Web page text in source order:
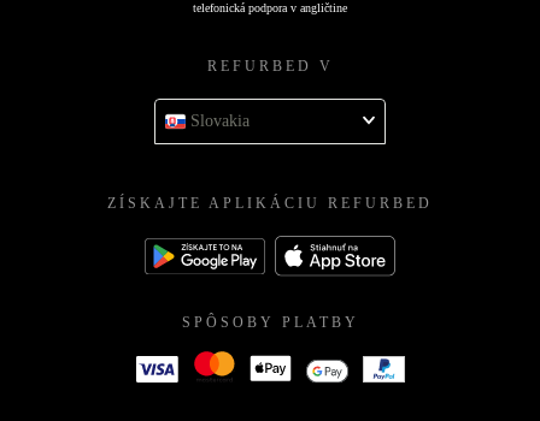
telefonická podpora v angličtine
REFURBED V
Slovakia
ZÍSKAJTE APLIKÁCIU REFURBED
SPÔSOBY PLATBY